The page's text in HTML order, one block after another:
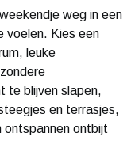
weg in een
voelen. Kies een
leuke
te blijven slapen,
en terrasjes,
ontspannen ontbijt